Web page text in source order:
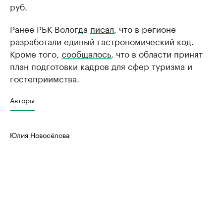
руб.
Ранее РБК Вологда писал, что в регионе
разработали единый гастрономический код.
Кроме того, сообщалось, что в области принят
план подготовки кадров для сфер туризма и
гостеприимства.
Авторы
Юлия Новосёлова